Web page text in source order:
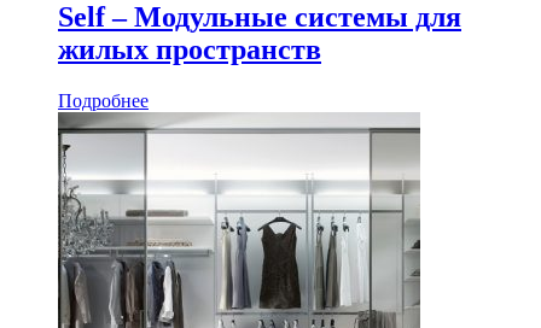
Self – Модульные системы для
жилых пространств
Подробнее